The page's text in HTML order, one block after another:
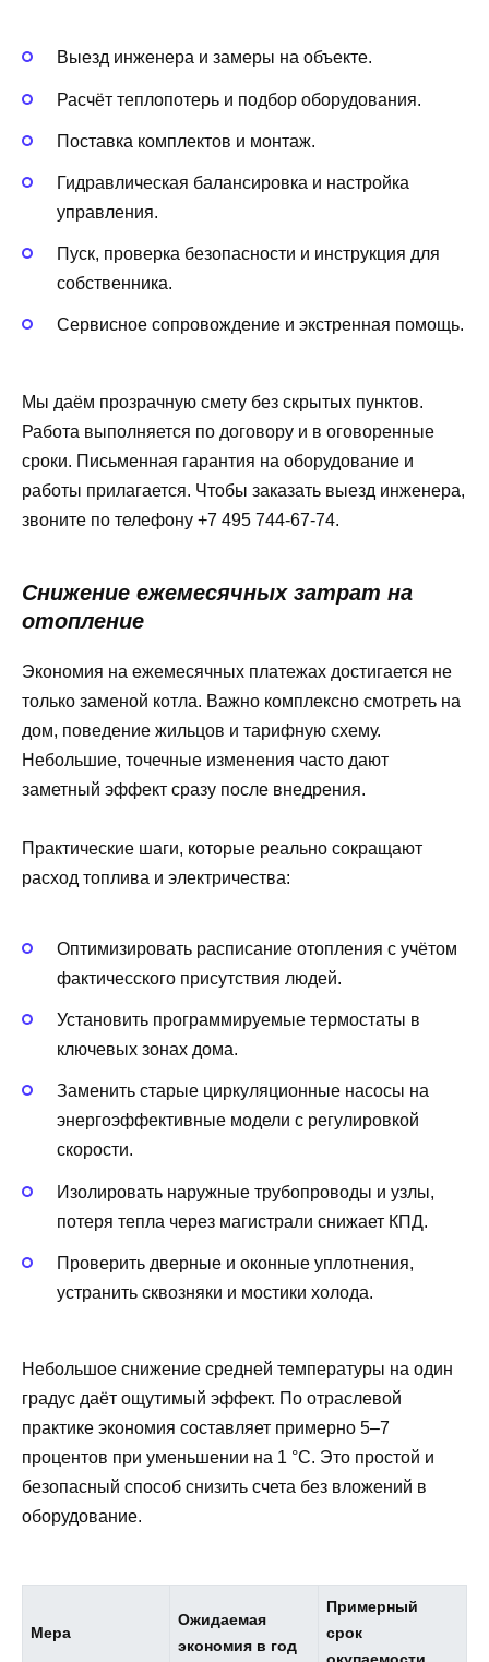
Выезд инженера и замеры на объекте.
Расчёт теплопотерь и подбор оборудования.
Поставка комплектов и монтаж.
Гидравлическая балансировка и настройка
управления.
Пуск, проверка безопасности и инструкция для
собственника.
Сервисное сопровождение и экстренная помощь.
Мы даём прозрачную смету без скрытых пунктов.
Работа выполняется по договору и в оговоренные
сроки. Письменная гарантия на оборудование и
работы прилагается. Чтобы заказать выезд инженера,
звоните по телефону +7 495 744-67-74.
Снижение ежемесячных затрат на
отопление
Экономия на ежемесячных платежах достигается не
только заменой котла. Важно комплексно смотреть на
дом, поведение жильцов и тарифную схему.
Небольшие, точечные изменения часто дают
заметный эффект сразу после внедрения.
Практические шаги, которые реально сокращают
расход топлива и электричества:
Оптимизировать расписание отопления с учётом
фактичесского присутствия людей.
Установить программируемые термостаты в
ключевых зонах дома.
Заменить старые циркуляционные насосы на
энергоэффективные модели с регулировкой
скорости.
Изолировать наружные трубопроводы и узлы,
потеря тепла через магистрали снижает КПД.
Проверить дверные и оконные уплотнения,
устранить сквозняки и мостики холода.
Небольшое снижение средней температуры на один
градус даёт ощутимый эффект. По отраслевой
практике экономия составляет примерно 5–7
процентов при уменьшении на 1 °C. Это простой и
безопасный способ снизить счета без вложений в
оборудование.
Мера
Ожидаемая
экономия в год
Примерный
срок
окупаемости